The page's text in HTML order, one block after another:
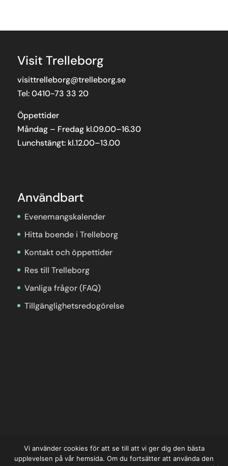
Visit Trelleborg
visittrelleborg@trelleborg.se
Tel: 0410-73 33 20
Öppettider
Måndag – Fredag kl.09.00–16.30
Lunchstängt: kl.12.00–13.00
Användbart
Evenemangskalender
Hitta boende i Trelleborg
Kontakt och öppettider
Res till Trelleborg
Vanliga frågor (FAQ)
Tillgänglighetsredogörelse
Vi använder cookies för att se till att vi ger dig den bästa
upplevelsen på vår hemsida. Om du fortsätter att använda den